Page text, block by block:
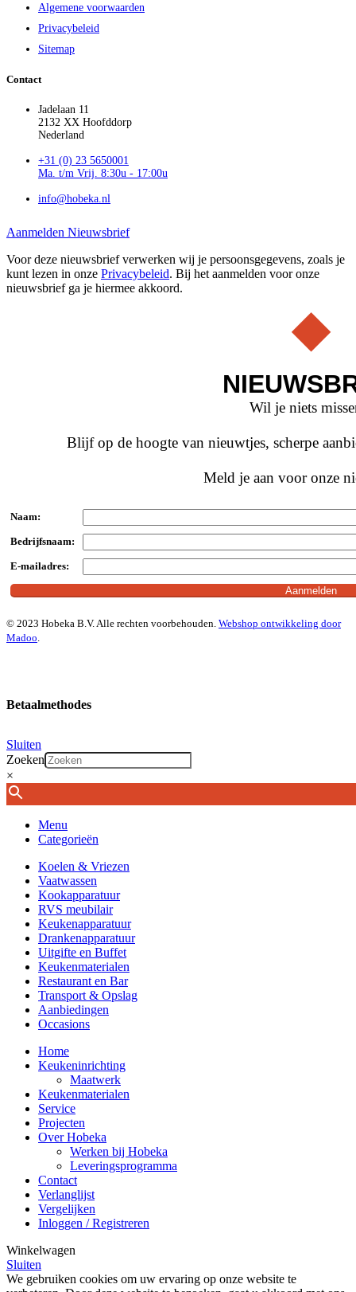
Algemene voorwaarden
Privacybeleid
Sitemap
Contact
Jadelaan 11
2132 XX Hoofddorp
Nederland
+31 (0) 23 5650001
Ma. t/m Vrij. 8:30u - 17:00u
info@hobeka.nl
Aanmelden Nieuwsbrief
Voor deze nieuwsbrief verwerken wij je persoonsgegevens, zoals je
kunt lezen in onze Privacybeleid. Bij het aanmelden voor onze
nieuwsbrief ga je hiermee akkoord.
Wil je niets
Blijf op de hoogte van nieuwtjes, scherpe
Meld je aan voor onze
Naam:
Bedrijfsnaam:
E-mailadres:
© 2023 Hobeka B.V. Alle rechten voorbehouden. Webshop ontwikkeling door
Madoo.
Betaalmethodes
Sluiten
Zoeken
×
Menu
Categorieën
Koelen & Vriezen
Vaatwassen
Kookapparatuur
RVS meubilair
Keukenapparatuur
Drankenapparatuur
Uitgifte en Buffet
Keukenmaterialen
Restaurant en Bar
Transport & Opslag
Aanbiedingen
Occasions
Home
Keukeninrichting
Maatwerk
Keukenmaterialen
Service
Projecten
Over Hobeka
Werken bij Hobeka
Leveringsprogramma
Contact
Verlanglijst
Vergelijken
Inloggen / Registreren
Winkelwagen
Sluiten
We gebruiken cookies om uw ervaring op onze website te